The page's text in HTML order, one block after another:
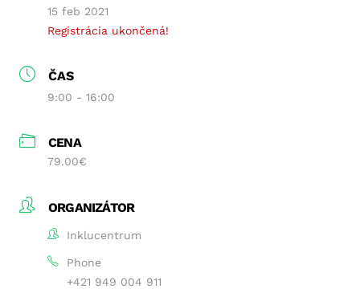
15 feb 2021
Registrácia ukončená!
ČAS
9:00 - 16:00
CENA
79.00€
ORGANIZÁTOR
Inklucentrum
Phone
+421 949 004 911